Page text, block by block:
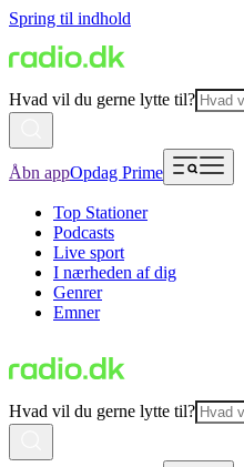
Spring til indhold
Hvad vil du gerne lytte til?
Åbn appOpdag Prime
Top Stationer
Podcasts
Live sport
I nærheden af dig
Genrer
Emner
Hvad vil du gerne lytte til?